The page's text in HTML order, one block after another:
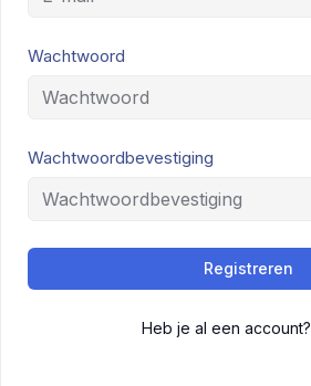
Wachtwoord
Wachtwoordbevestiging
Registreren
Heb je al een account?